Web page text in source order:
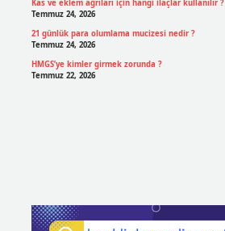
Kas ve eklem ağrıları için hangi ilaçlar kullanılır ?
Temmuz 24, 2026
21 günlük para olumlama mucizesi nedir ?
Temmuz 24, 2026
HMGS’ye kimler girmek zorunda ?
Temmuz 22, 2026